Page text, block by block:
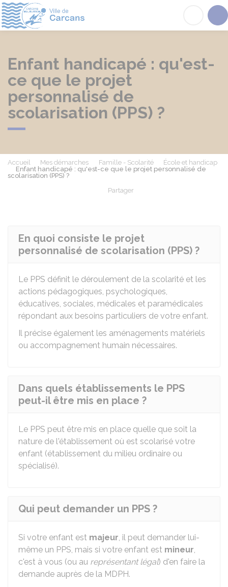
Enfant handicapé : qu'est-
ce que le projet
personnalisé de
scolarisation (PPS) ?
Accueil Mes démarches Famille - Scolarité
École et handicap
Enfant handicapé : qu'est-ce que le projet personnalisé de
scolarisation (PPS) ?
Partager
En quoi consiste le projet
personnalisé de scolarisation (PPS) ?
Le PPS définit le déroulement de la scolarité et les
actions pédagogiques, psychologiques,
éducatives, sociales, médicales et paramédicales
répondant aux besoins particuliers de votre enfant.
Il précise également les aménagements matériels
ou accompagnement humain nécessaires.
Dans quels établissements le PPS
peut-il être mis en place ?
Le PPS peut être mis en place quelle que soit la
nature de l'établissement où est scolarisé votre
enfant (établissement du milieu ordinaire ou
spécialisé).
Qui peut demander un PPS ?
Si votre enfant est majeur, il peut demander lui-
même un PPS, mais si votre enfant est mineur,
c'est à vous (ou au représentant légal) d'en faire la
demande auprès de la MDPH.